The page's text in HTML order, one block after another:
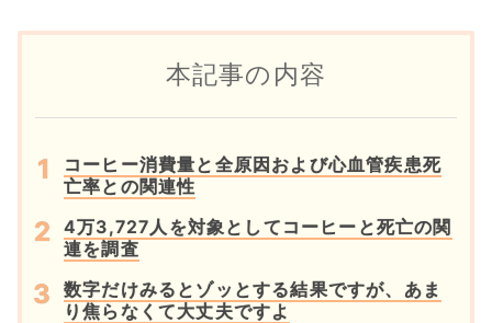
本記事の内容
コーヒー消費量と全原因および心血管疾患死
亡率との関連性
4万3,727人を対象としてコーヒーと死亡の関
連を調査
数字だけみるとゾッとする結果ですが、あま
り焦らなくて大丈夫ですよ